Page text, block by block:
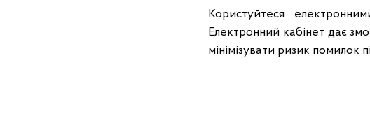
Користуйтеся
Електронний кабінет дає
мінімізувати ризик помилок